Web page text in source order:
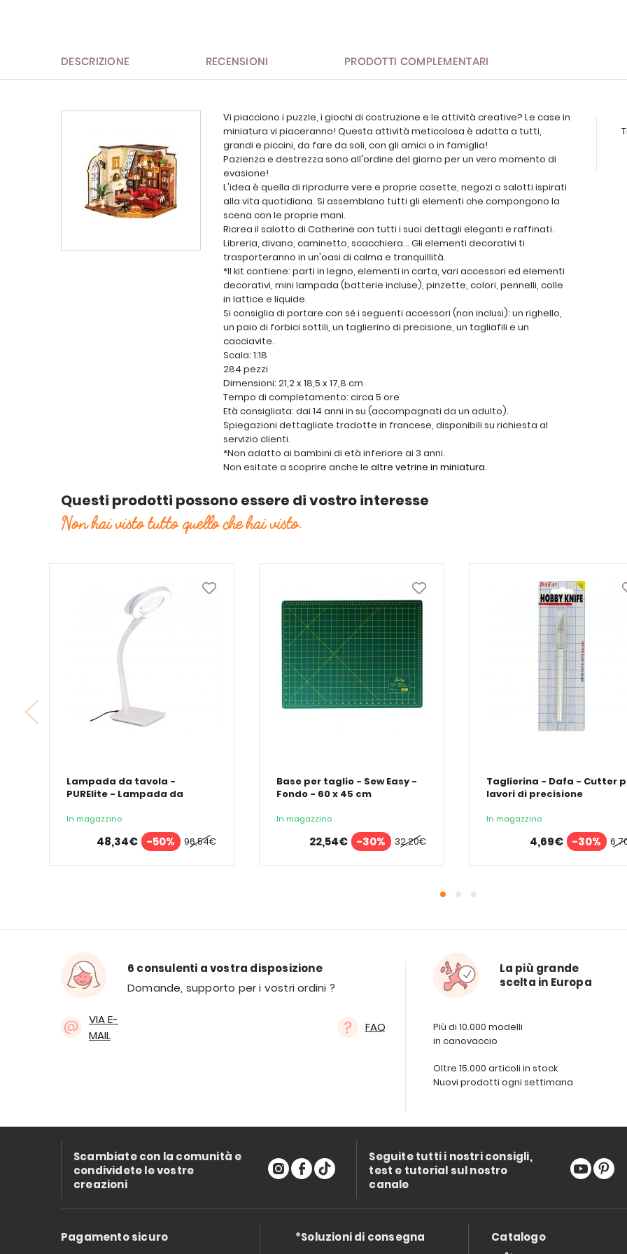
immagini
DESCRIZIONE RECENSIONI PRODOTTI COMPLEMENTARI
Vi piacciono i puzzle, i giochi di costruzione e le attività creative? Le case in
miniatura vi piaceranno! Questa attività meticolosa è adatta a tutti,
grandi e piccini, da fare da soli, con gli amici o in famiglia!
Pazienza e destrezza sono all'ordine del giorno per un vero momento di
evasione!
L'idea è quella di riprodurre vere e proprie casette, negozi o salotti ispirati
alla vita quotidiana. Si assemblano tutti gli elementi che compongono la
scena con le proprie mani.
Ricrea il salotto di Catherine con tutti i suoi dettagli eleganti e raffinati.
Libreria, divano, caminetto, scacchiera... Gli elementi decorativi ti
trasporteranno in un'oasi di calma e tranquillità.
*Il kit contiene: parti in legno, elementi in carta, vari accessori ed elementi
decorativi, mini lampada (batterie incluse), pinzette, colori, pennelli, colle
in lattice e liquide.
Si consiglia di portare con sé i seguenti accessori (non inclusi): un righello,
un paio di forbici sottili, un taglierino di precisione, un tagliafili e un
cacciavite.
Scala: 1:18
284 pezzi
Dimensioni: 21,2 x 18,5 x 17,8 cm
Tempo di completamento: circa 5 ore
Età consigliata: dai 14 anni in su (accompagnati da un adulto).
Spiegazioni dettagliate tradotte in francese, disponibili su richiesta al
servizio clienti.
*Non adatto ai bambini di età inferiore ai 3 anni.
Non esitate a scoprire anche le altre vetrine in miniatura.
Questi prodotti possono essere di vostro interesse
Non hai visto tutto quello che hai visto.
Lampada da tavola -
PURElite - Lampada da
In magazzino
96,54€
48,34€ -50%
Base per taglio - Sew Easy -
Fondo - 60 x 45 cm
In magazzino
32,20€
22,54€ -30%
Taglierina - Dafa - Cutter
lavori di precisione
In magazzino
4,69€ -30%
6 consulenti a vostra disposizione
Domande, supporto per i vostri ordini ?
VIA E-
MAIL
FAQ
La più grande
scelta in Europa
Più di 10.000 modelli
in canovaccio
Oltre 15.000 articoli in stock
Nuovi prodotti ogni settimana
Scambiate con la comunità e
condividete le vostre
creazioni
Seguite tutti i nostri consigli,
test e tutorial sul nostro
canale
Pagamento sicuro *Soluzioni di consegna Catalogo